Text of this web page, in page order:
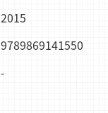
2015
9789869141550
-